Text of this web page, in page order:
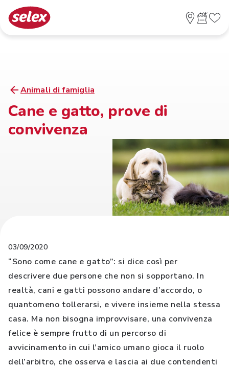
Animali di famiglia
Cane e gatto, prove di
convivenza
03/09/2020
“Sono come cane e gatto”: si dice così per
descrivere due persone che non si sopportano. In
realtà, cani e gatti possono andare d’accordo, o
quantomeno tollerarsi, e vivere insieme nella stessa
casa. Ma non bisogna improvvisare, una convivenza
felice è sempre frutto di un percorso di
avvicinamento in cui l’amico umano gioca il ruolo
dell’arbitro, che osserva e lascia ai due contendenti